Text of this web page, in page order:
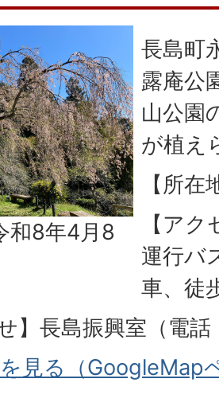
和8年4月8
長島町
露庵公
山公園
が植え
【所
【ア
運行バ
車、徒
せ】長島振興室（電
見る（GoogleMap